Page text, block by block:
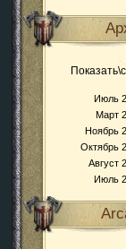
Июль
Март
Ноябрь
Октябрь
Август
Июль